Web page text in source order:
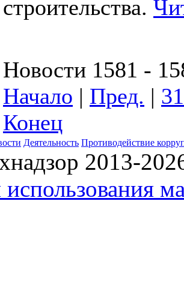
строительства.
Новости 1581 -
Начало | Пред. |
Конец
Деятельность Противодействие
2013-